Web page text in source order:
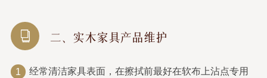
二、实木家具产品维护
1
经常清洁家具表面，在擦拭前最好在软布上沾点专用